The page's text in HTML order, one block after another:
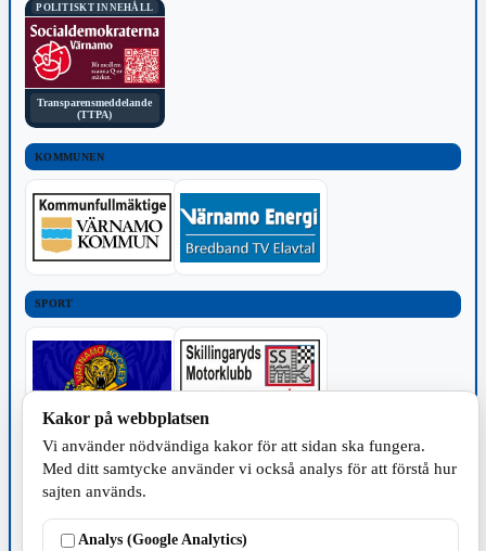
POLITISKT INNEHÅLL
Transparensmeddelande
(TTPA)
KOMMUNEN
SPORT
TILLVERKNING
Kakor på webbplatsen
Vi använder nödvändiga kakor för att sidan ska fungera.
Med ditt samtycke använder vi också analys för att förstå hur
sajten används.
Analys (Google Analytics)